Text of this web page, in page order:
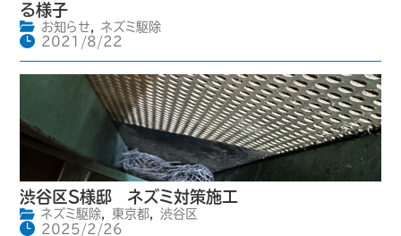
る様子
お知らせ,
ネズミ駆除
2021/8/22
渋谷区S様邸 ネズミ対策施工
ネズミ駆除, 東京都,
渋谷区
2025/2/26